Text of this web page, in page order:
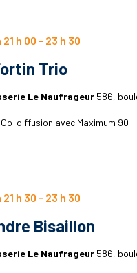
Trio
h 00 - 23 h 30
Le Naufrageur 586,
diffusion avec Maximum 90
Bisaillon
h 30 - 23 h 30
Le Naufrageur 586,